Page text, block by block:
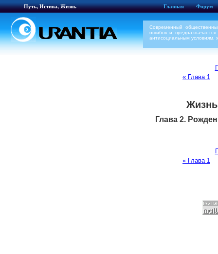
Путь, Истина, Жизнь Главная Форум
Современный
ошибок и
антисоциальным условиям,
« Глава 1
Жизнь
Глава 2.
« Глава 1